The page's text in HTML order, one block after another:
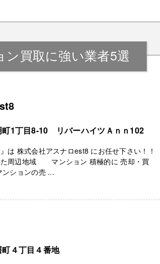
ン買取に強い業者5選
町1丁目8-10 リバーハイツＡｎｎ102
は 株式会社アスナロest8 にお任せ下さい！！
た周辺地域 マンション 積極的に 売却・買
ションの売 ...
４丁目４番地